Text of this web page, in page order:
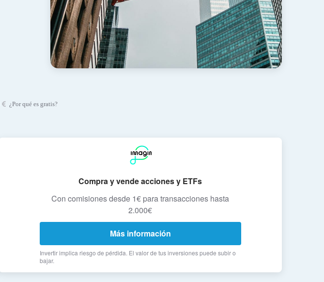
¿Por qué es gratis?
Compra y vende acciones y ETFs
Con comisiones desde 1€ para transacciones hasta
2.000€
Más información
Invertir implica riesgo de pérdida. El valor de tus inversiones puede subir o
bajar.